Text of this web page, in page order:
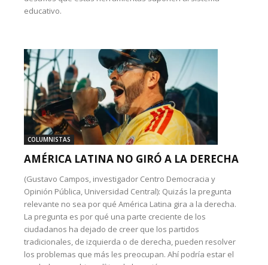
educativo.
COLUMNISTAS
AMÉRICA LATINA NO GIRÓ A LA DERECHA
(Gustavo Campos, investigador Centro Democracia y
Opinión Pública, Universidad Central): Quizás la pregunta
relevante no sea por qué América Latina gira a la derecha.
La pregunta es por qué una parte creciente de los
ciudadanos ha dejado de creer que los partidos
tradicionales, de izquierda o de derecha, pueden resolver
los problemas que más les preocupan. Ahí podría estar el